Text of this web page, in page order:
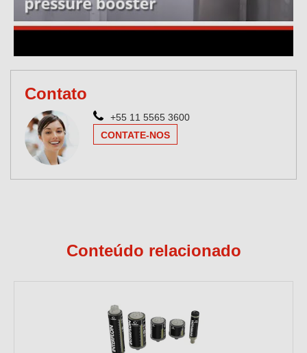
Contato
+55 11 5565 3600
CONTATE-NOS
Conteúdo relacionado